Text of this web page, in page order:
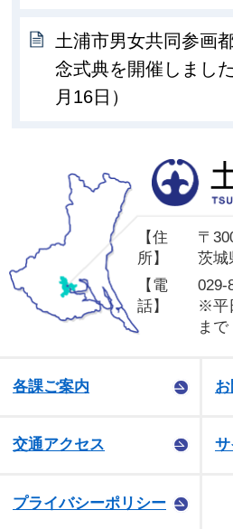
土浦市男女共同参画
念式典を開催しまし
月16日）
【住
所】
〒
茨城
【電
話】
029-
※平
まで
各課ご案内
交通アクセス
プライバシーポリシー